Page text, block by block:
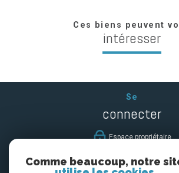
Ces biens peuvent
intéresser
Se
connecter
espace propriétaire
Nous
Comme beaucoup, notre